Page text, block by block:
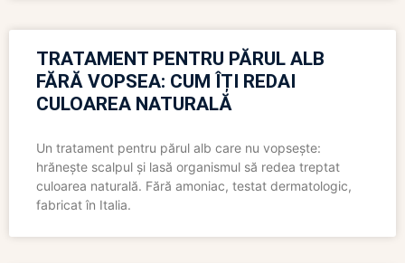
TRATAMENT PENTRU PĂRUL ALB
FĂRĂ VOPSEA: CUM ÎȚI REDAI
CULOAREA NATURALĂ
Un tratament pentru părul alb care nu vopsește:
hrănește scalpul și lasă organismul să redea treptat
culoarea naturală. Fără amoniac, testat dermatologic,
fabricat în Italia.